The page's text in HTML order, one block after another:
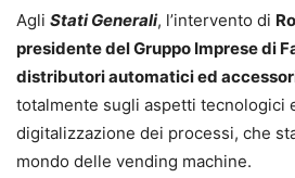
Agli Stati Generali, l’intervento di
presidente del Gruppo Imprese di
distributori automatici ed
totalmente sugli aspetti tecnologici
digitalizzazione dei processi, che
mondo delle vending machine.